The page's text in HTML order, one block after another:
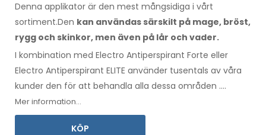
Denna applikator är den mest mångsidiga i vårt
sortiment.Den kan användas särskilt på mage, bröst,
rygg och skinkor, men även på lår och vader.
I kombination med Electro Antiperspirant Forte eller
Electro Antiperspirant ELITE använder tusentals av våra
kunder den för att behandla alla dessa områden .
Bruksanvisning på ditt språk
Mer information...
KÖP